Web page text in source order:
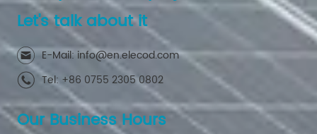
Let's talk about it
E-Mail: info@en.elecod.com
Tel: +86 0755 2305 0802
Our Business Hours